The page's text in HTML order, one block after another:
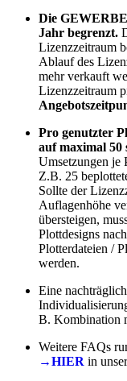
Die
Jahr begrenzt.
Lizenzzeitraum
Ablauf des
mehr verkauft
Lizenzzeitraum
Pro genutzter
auf maximal 50
Umsetzungen je
Z.B. 25
Sollte der
Auflagenhöhe
übersteigen,
Plottdesigns
Plotterdateien /
werden.
Eine
B. Kombination
Weitere FAQs
→HIER in